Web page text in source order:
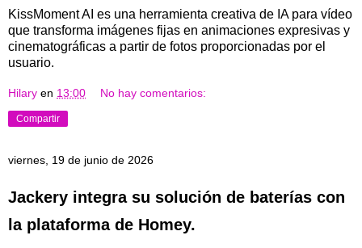
KissMoment AI es una herramienta creativa de IA para vídeo
que transforma imágenes fijas en animaciones expresivas y
cinematográficas a partir de fotos proporcionadas por el
usuario.
Hilary en 13:00 No hay comentarios:
Compartir
viernes, 19 de junio de 2026
Jackery integra su solución de baterías con
la plataforma de Homey.